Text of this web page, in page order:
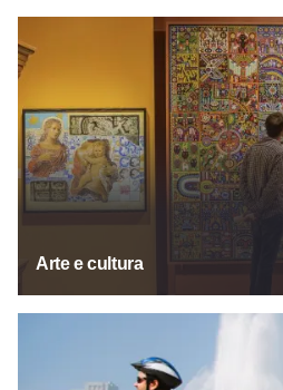
Arte e cultura